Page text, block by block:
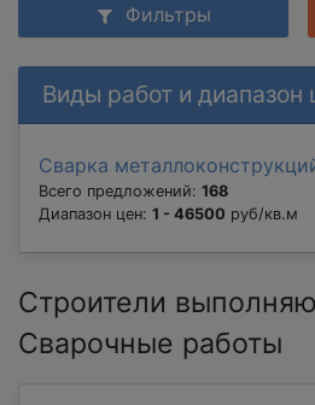
Фильтры
Виды работ и диапазон
Сварка
Всего предложений: 168
Диапазон цен: 1 - 46500 руб/кв.м
Строители
Сварочные работы